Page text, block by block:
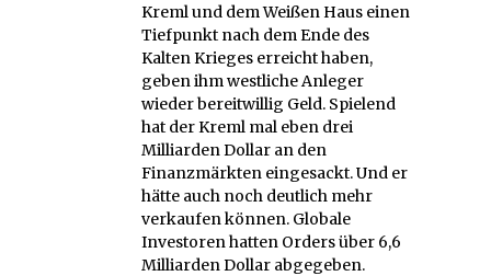
Kreml und dem Weißen Haus einen
Tiefpunkt nach dem Ende des
Kalten Krieges erreicht haben,
geben ihm westliche Anleger
wieder bereitwillig Geld. Spielend
hat der Kreml mal eben drei
Milliarden Dollar an den
Finanzmärkten eingesackt. Und er
hätte auch noch deutlich mehr
verkaufen können. Globale
Investoren hatten Orders über 6,6
Milliarden Dollar abgegeben.